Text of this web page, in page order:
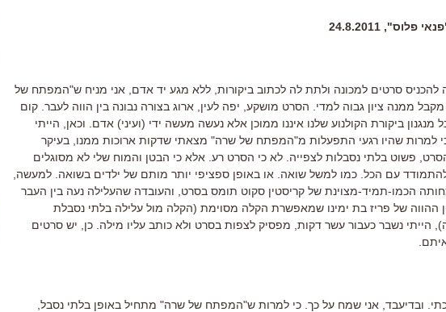
24.8.2011
להכניס סרטים למכונה ולתת לה לכתוב ביקורות, ללא מגע יד אדם, אני מניח ש"המפתח של
ממנה ציון גבוה למדי. הסרט מושקע, יפה לעין, ארוג בצורה נבונה בין הווה לעבר. קום
מנגנון ביקורת הקולנוע שלנו איננו ממוכן אלא נעשה מעשה ידי (ועיני) אדם. וכאן, הייתי
למרות שהיו רגעי התפעלות מ"המפתח של שרה" מצאתי שדקות ארוכות ממנו, בעיקר
פשוט בלתי נסבלות לצפייה. לא כי הסרט רע. אלא כי הבטן והמוח שלי לא מסוגלים
עם הכל. כמו למשל שואה. או באופן ספציפי יותר מותם של ילדים בשואה. למעשה,
הכמו-תמיד-מצוינת של קריסטין סקוט תומס בסרט, והעובדה שהעלילה נעה בין העבר
ההווה של פריז בת ימינו שמאפשרת הקלה מסוימת (הקלה מול עלילה בלתי נסבלת
הייתי נשבר כעבור עשר דקות, מפסיק לצפות בסרט ולא כותב עליו מילה. כן, יש סרטים
ובדיעבד, אני שמח על כך. כי למרות ש"המפתח של שרה" מתחיל באופן בלתי נסבל,